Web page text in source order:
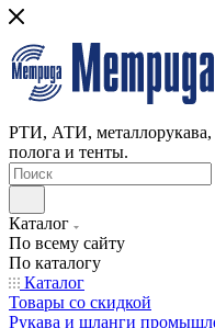
РТИ, АТИ,
полога и тенты.
Каталог
По всему сайту
По каталогу
Каталог
Товары со скидкой
Рукава и шланги